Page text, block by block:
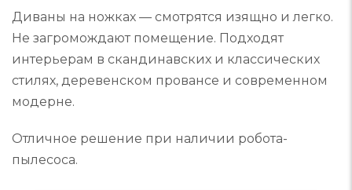
Диваны на ножках — смотрятся изящно и легко.
Не загромождают помещение. Подходят
интерьерам в скандинавских и классических
стилях, деревенском провансе и современном
модерне.
Отличное решение при наличии робота-
пылесоса.